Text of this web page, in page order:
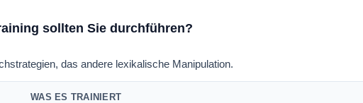
sollten Sie durchführen?
das andere lexikalische Manipulation.
WAS ES TRAINIERT